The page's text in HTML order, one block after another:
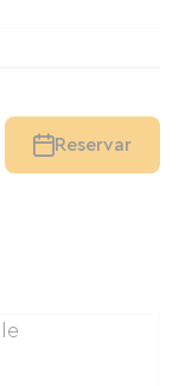
Reservar